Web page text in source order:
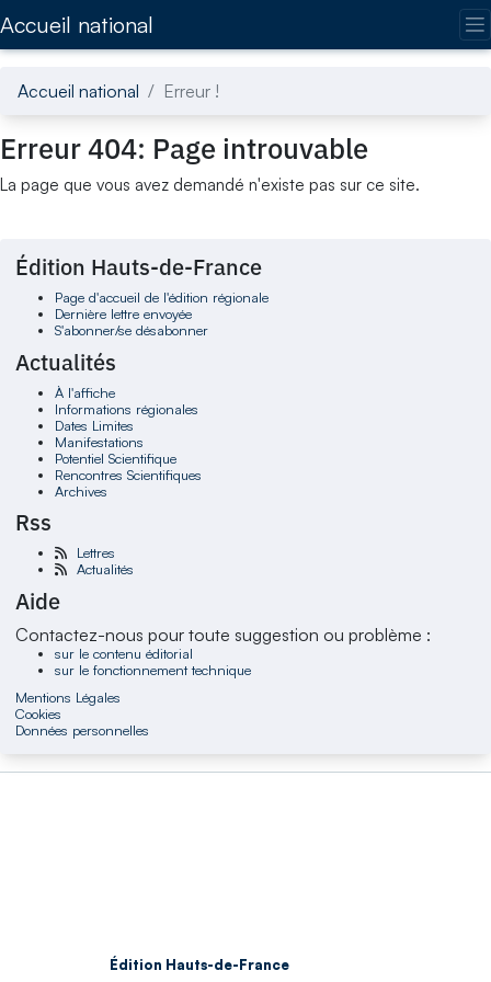
Accueil national
Accueil national Erreur !
Erreur 404: Page introuvable
La page que vous avez demandé n'existe pas sur ce site.
Édition Hauts-de-France
Page d'accueil de l'édition régionale
Dernière lettre envoyée
S'abonner/se désabonner
Actualités
À l'affiche
Informations régionales
Dates Limites
Manifestations
Potentiel Scientifique
Rencontres Scientifiques
Archives
Rss
Lettres
Actualités
Aide
Contactez-nous pour toute suggestion ou problème :
sur le contenu éditorial
sur le fonctionnement technique
Mentions Légales
Cookies
Données personnelles
Édition Hauts-de-France